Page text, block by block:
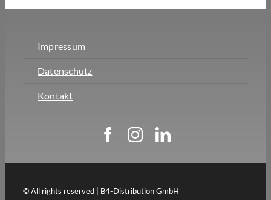
Impressum
Datenschutz
Kontakt
© All rights reserved | B4-Distribution GmbH